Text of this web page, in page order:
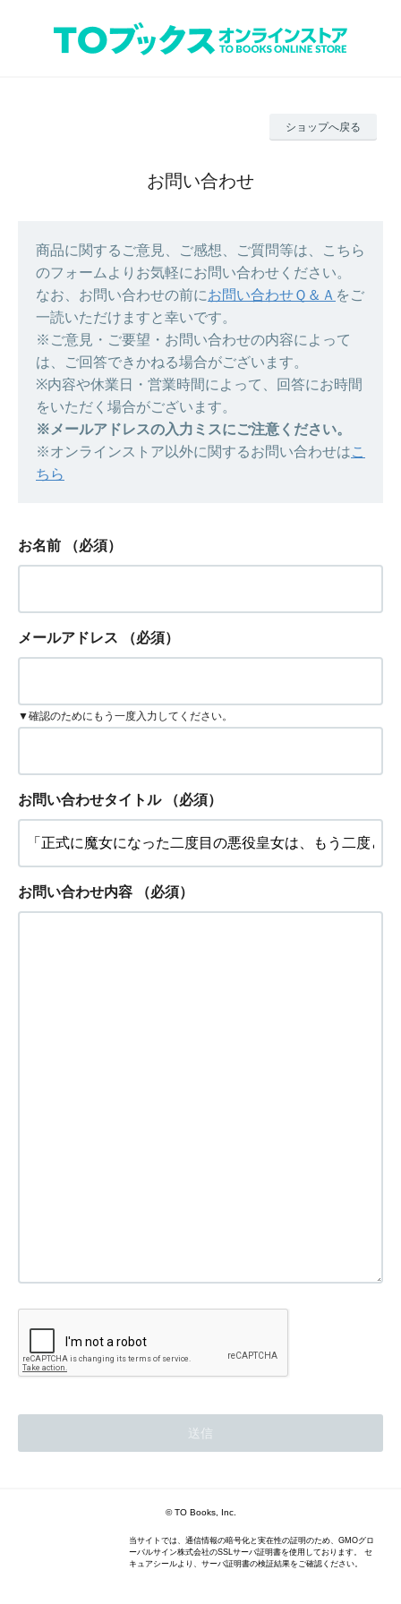
ショップへ戻る
お問い合わせ
商品に関するご意見、ご感想、ご質問等は、こちら
のフォームよりお気軽にお問い合わせください。
なお、お問い合わせの前にお問い合わせＱ＆Ａ をご
一読いただけますと幸いです。
※ご意見・ご要望・お問い合わせの内容によって
は、ご回答できかねる場合がございます。
※内容や休業日・営業時間によって、回答にお時間
をいただく場合がございます。
※メールアドレスの入力ミスにご注意ください。
※オンラインストア以外に関するお問い合わせはこ
ちら
お名前 （必須）
メールアドレス （必須）
▼確認のためにもう一度入力してください。
お問い合わせタイトル （必須）
お問い合わせ内容 （必須）
© TO Books, Inc.
当サイトでは、通信情報の暗号化と実在性の証明のため、GMOグロ
ーバルサイン株式会社のSSLサーバ証明書を使用しております。 セ
キュアシールより、サーバ証明書の検証結果をご確認ください。